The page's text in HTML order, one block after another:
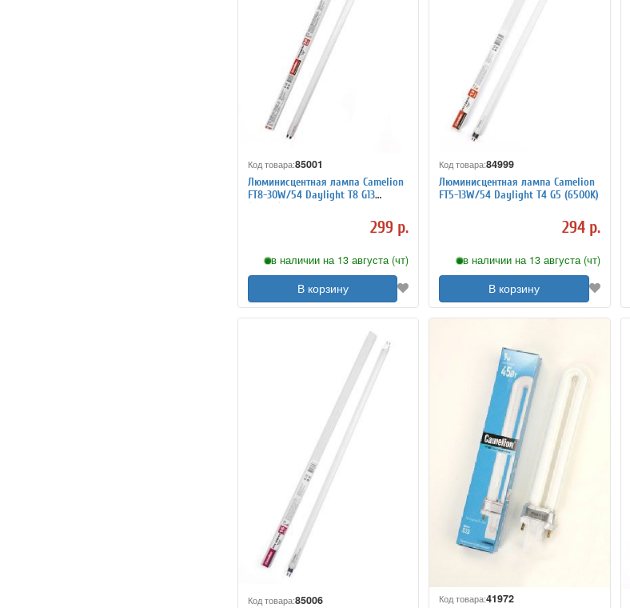
Код товара:85001
Люминисцентная лампа Camelion
FT8-30W/54 Daylight T8 G13
(6500K)
299 р.
в наличии на 13 августа (чт)
В корзину
Код товара:84999
Люминисцентная лампа Camelion
FT5-13W/54 Daylight T4 G5 (6500K)
294 р.
в наличии на 13 августа (чт)
В корзину
Код товара:85006 Код товара:41972